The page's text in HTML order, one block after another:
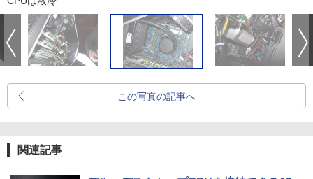
この写真の記事へ
関連記事